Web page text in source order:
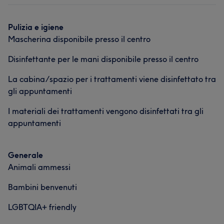
Pulizia e igiene
Mascherina disponibile presso il centro
Disinfettante per le mani disponibile presso il centro
La cabina/spazio per i trattamenti viene disinfettato tra
gli appuntamenti
I materiali dei trattamenti vengono disinfettati tra gli
appuntamenti
Generale
Animali ammessi
Bambini benvenuti
LGBTQIA+ friendly